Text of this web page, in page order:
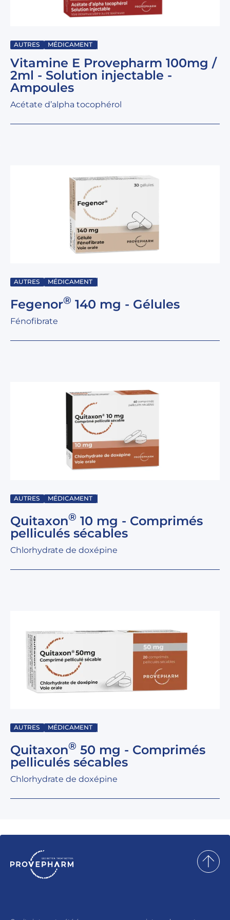
AUTRES MÉDICAMENT
Vitamine E Provepharm 100mg /
2ml - Solution injectable -
Ampoules
Acétate d’alpha tocophérol
AUTRES MÉDICAMENT
Fegenor® 140 mg - Gélules
Fénofibrate
AUTRES MÉDICAMENT
Quitaxon® 10 mg - Comprimés
pelliculés sécables
Chlorhydrate de doxépine
AUTRES MÉDICAMENT
Quitaxon® 50 mg - Comprimés
pelliculés sécables
Chlorhydrate de doxépine